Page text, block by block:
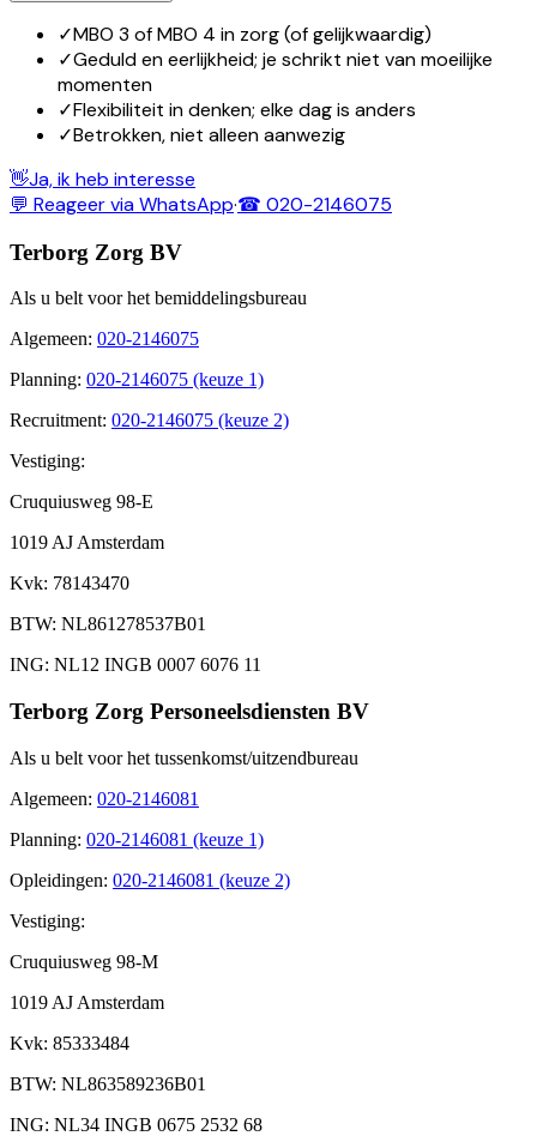
✓MBO 3 of MBO 4 in zorg (of gelijkwaardig)
✓Geduld en eerlijkheid; je schrikt niet van moeilijke
momenten
✓Flexibiliteit in denken; elke dag is anders
✓Betrokken, niet alleen aanwezig
👋Ja, ik heb interesse
💬 Reageer via WhatsApp·☎ 020-2146075
Terborg Zorg BV
Als u belt voor het bemiddelingsbureau
Algemeen: 020-2146075
Planning: 020-2146075 (keuze 1)
Recruitment: 020-2146075 (keuze 2)
Vestiging:
Cruquiusweg 98-E
1019 AJ Amsterdam
Kvk: 78143470
BTW: NL861278537B01
ING: NL12 INGB 0007 6076 11
Terborg Zorg Personeelsdiensten BV
Als u belt voor het tussenkomst/uitzendbureau
Algemeen: 020-2146081
Planning: 020-2146081 (keuze 1)
Opleidingen: 020-2146081 (keuze 2)
Vestiging:
Cruquiusweg 98-M
1019 AJ Amsterdam
Kvk: 85333484
BTW: NL863589236B01
ING: NL34 INGB 0675 2532 68